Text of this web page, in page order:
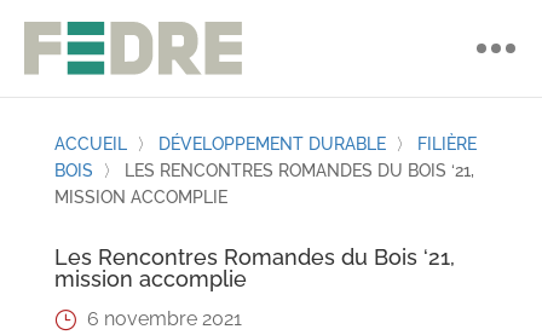
ACCUEIL〉 DÉVELOPPEMENT DURABLE〉
FILIÈRE
BOIS 〉
LES RENCONTRES ROMANDES DU BOIS ‘21,
MISSION ACCOMPLIE
Les Rencontres Romandes du Bois ‘21,
mission accomplie
} 6 novembre 2021